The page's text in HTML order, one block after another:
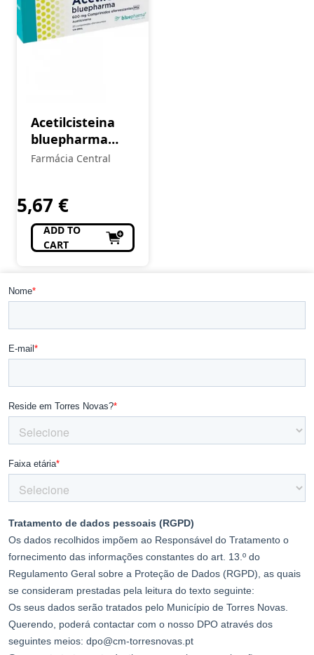
Acetilcisteina
bluepharma
600mg
Farmácia Central
5,67 €
ADD TO
CART